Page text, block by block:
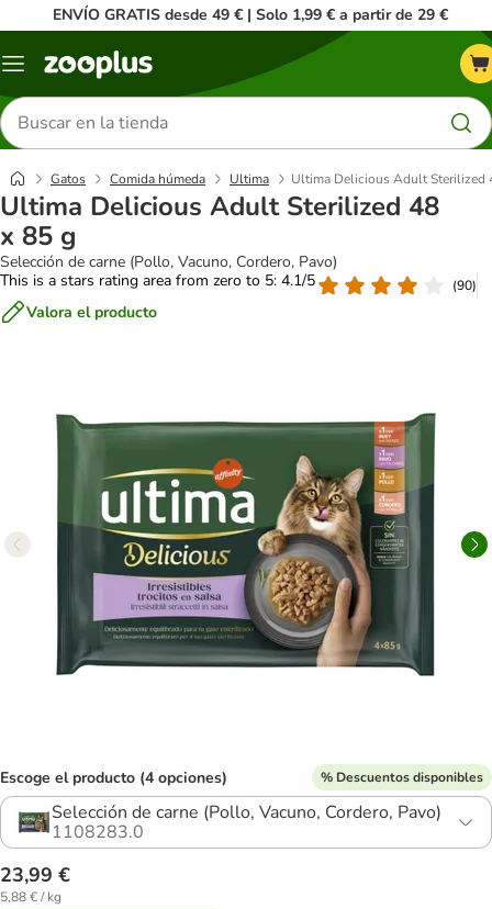
ENVÍO GRATIS desde 49 € | Solo 1,99 € a partir de 29 €
Menú
Buscar
productos
Gatos Comida húmeda Ultima Ultima Delicious Adult Sterilized
Ultima Delicious Adult Sterilized 48
x 85 g
Selección de carne (Pollo, Vacuno, Cordero, Pavo)
This is a stars rating area from zero to 5: 4.1/5
(90)
Valora el producto
Escoge el producto (4 opciones) % Descuentos disponibles
Selección de carne (Pollo, Vacuno, Cordero, Pavo)
1108283.0
23,99 €
5,88 € / kg